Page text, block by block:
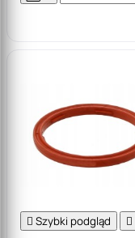
 Szybki podgląd 